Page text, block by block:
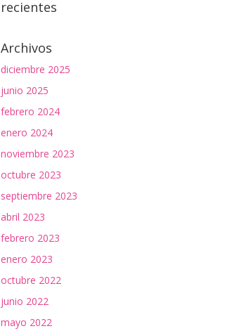
recientes
Archivos
diciembre 2025
junio 2025
febrero 2024
enero 2024
noviembre 2023
octubre 2023
septiembre 2023
abril 2023
febrero 2023
enero 2023
octubre 2022
junio 2022
mayo 2022